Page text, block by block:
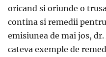
oricand si oriunde o
contina si remedii
emisiunea de mai jos,
cateva exemple de